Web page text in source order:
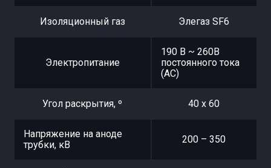
Изоляционный газ Элегаз SF6
Электропитание
190 В ~ 260В
постоянного тока
(AC)
Угол раскрытия, º 40 х 60
Напряжение на аноде
трубки, кВ
200 – 350